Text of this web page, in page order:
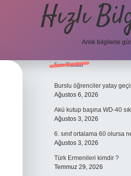
Hızlı
Anlık bilgilerle
Sidebar
Son Yazılar
Burslu öğrenciler yatay
Ağustos 6, 2026
Akü kutup başına WD-40
Ağustos 3, 2026
6. sınıf ortalama 60 olursa
Ağustos 3, 2026
Türk Ermenileri kimdir ?
Temmuz 29, 2026